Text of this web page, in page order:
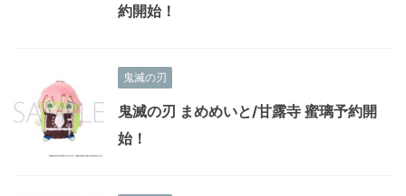
約開始！
鬼滅の刃
鬼滅の刃 まめめいと/甘露寺 蜜璃予約開
始！